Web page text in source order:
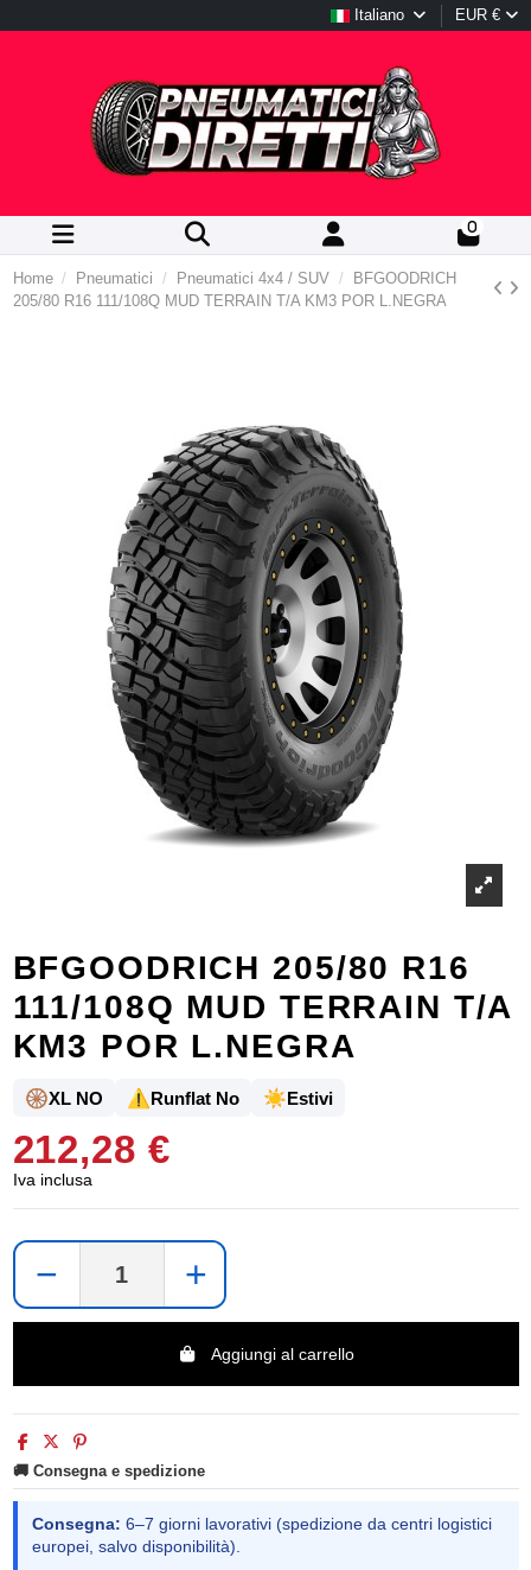
Italiano EUR €
0
Home Pneumatici Pneumatici 4x4 / SUV
BFGOODRICH
205/80 R16 111/108Q MUD TERRAIN T/A KM3 POR L.NEGRA
BFGOODRICH 205/80 R16
111/108Q MUD TERRAIN T/A
KM3 POR L.NEGRA
🛞XL NO ⚠️Runflat No ☀️Estivi
212,28 €
Iva inclusa
− +
Aggiungi al carrello
🚚 Consegna e spedizione
Consegna: 6–7 giorni lavorativi (spedizione da centri logistici
europei, salvo disponibilità).